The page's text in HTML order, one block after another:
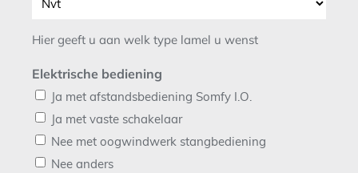
Hier geeft u aan welk type lamel u wenst
Elektrische bediening
Ja met afstandsbediening Somfy I.O.
Ja met vaste schakelaar
Nee met oogwindwerk stangbediening
Nee anders